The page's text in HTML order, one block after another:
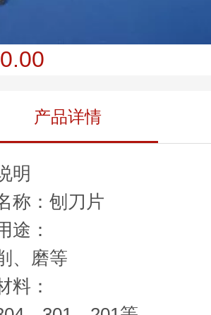
产品详情
明
称：刨刀片
途：
、磨等
料：